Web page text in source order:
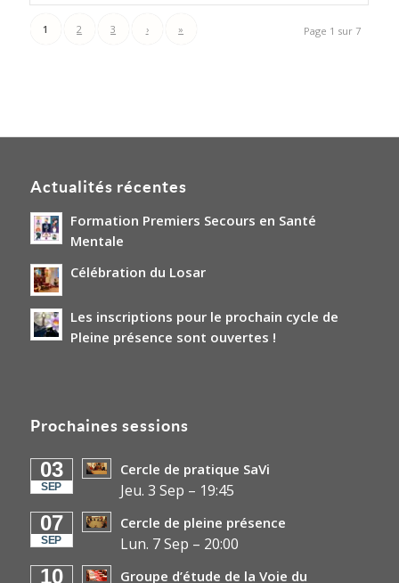
Page 1 sur 7
1 2 3 › »
Actualités récentes
Formation Premiers Secours en Santé
Mentale
Célébration du Losar
Les inscriptions pour le prochain cycle de
Pleine présence sont ouvertes !
Prochaines sessions
03
SEP
Cercle de pratique SaVi
Jeu. 3 Sep – 19:45
07
SEP
Cercle de pleine présence
Lun. 7 Sep – 20:00
10
Groupe d’étude de la Voie du